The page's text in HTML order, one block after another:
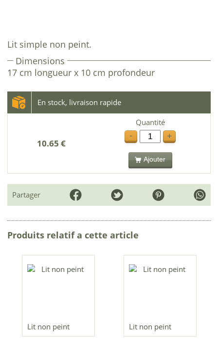
Lit simple non peint.
Dimensions
17 cm longueur x 10 cm profondeur
En stock, livraison rapide
10.65 €
Quantité
-
+
Ajouter
Partager
Produits relatif a cette article
Lit non peint Lit non peint